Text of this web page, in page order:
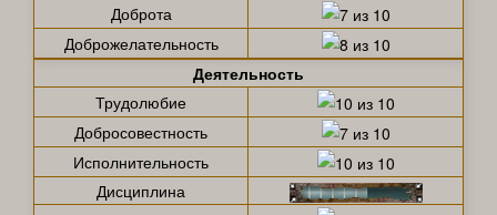
Доброта
Доброжелательность
Деятельность
Трудолюбие
Добросовестность
Исполнительность
Дисциплина